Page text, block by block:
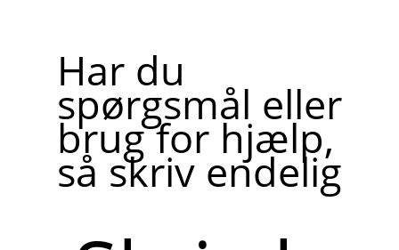
Har du
spørgsmål eller
brug for hjælp,
så skriv endelig